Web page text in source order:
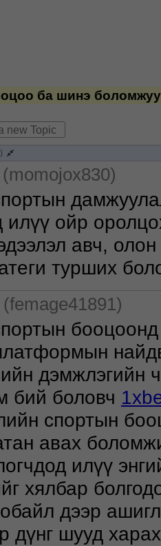
ба шинэ
new Topic
илүү ойр
авч,
турших
бооцоонд
дэмжлэгийн
бий боловч
спортын
авах
илүү
хялбар
дээр
дүнг шууд